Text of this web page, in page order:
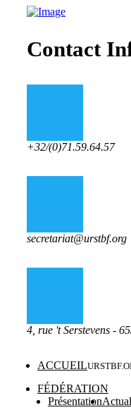
Contact
+32/(0)71.59.64.57
secretariat@urstbf.org
4, rue 't Serstevens -
ACCUEIL
FÉDÉRATION
Présentation